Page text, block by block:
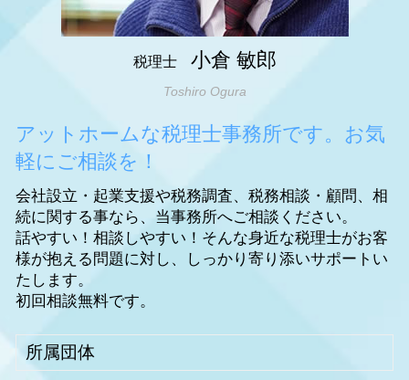
税理士 小倉 敏郎
Toshiro Ogura
アットホームな税理士事務所です。お気
軽にご相談を！
会社設立・起業支援や税務調査、税務相談・顧問、相
続に関する事なら、当事務所へご相談ください。
話やすい！相談しやすい！そんな身近な税理士がお客
様が抱える問題に対し、しっかり寄り添いサポートい
たします。
初回相談無料です。
所属団体